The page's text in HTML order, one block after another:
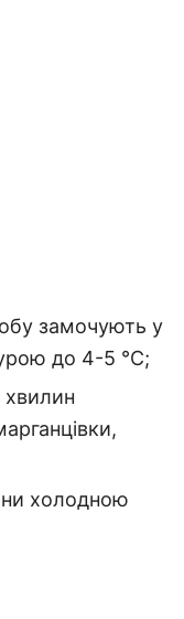
замочують у
до 4-5 ℃;
хвилин
холодною